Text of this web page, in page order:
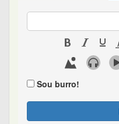
Sou burro!